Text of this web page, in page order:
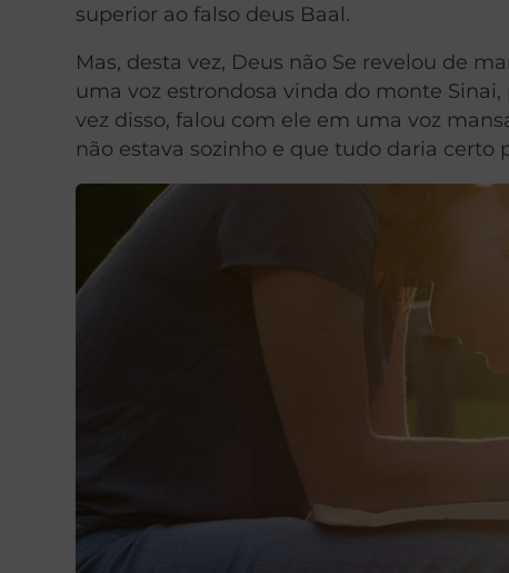
superior ao falso deus Baal.
Mas, desta vez, Deus não Se revelou de
uma voz estrondosa vinda do monte
vez disso, falou com ele em uma voz
não estava sozinho e que tudo daria certo